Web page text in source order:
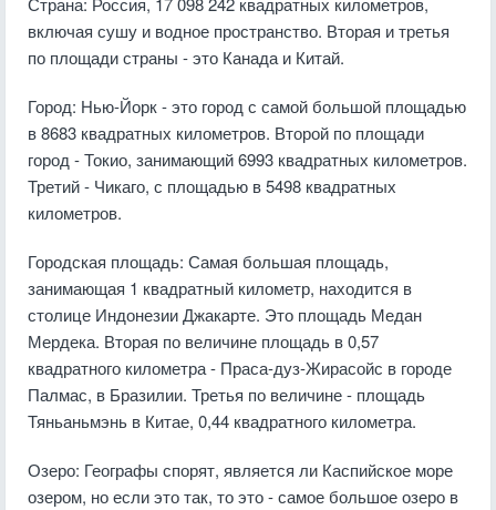
включая сушу и водное пространство. Вторая и третья
по площади страны - это Канада и Китай.
Город: Нью-Йорк - это город с самой большой площадью
в 8683 квадратных километров. Второй по площади
город - Токио, занимающий 6993 квадратных километров.
Третий - Чикаго, с площадью в 5498 квадратных
километров.
Городская площадь: Самая большая площадь,
занимающая 1 квадратный километр, находится в
столице Индонезии Джакарте. Это площадь Медан
Мердека. Вторая по величине площадь в 0,57
квадратного километра - Праса-дуз-Жирасойс в городе
Палмас, в Бразилии. Третья по величине - площадь
Тяньаньмэнь в Китае, 0,44 квадратного километра.
Озеро: Географы спорят, является ли Каспийское море
озером, но если это так, то это - самое большое озеро в